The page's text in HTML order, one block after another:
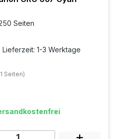
Seiten
1-3 Werktage
Seiten)